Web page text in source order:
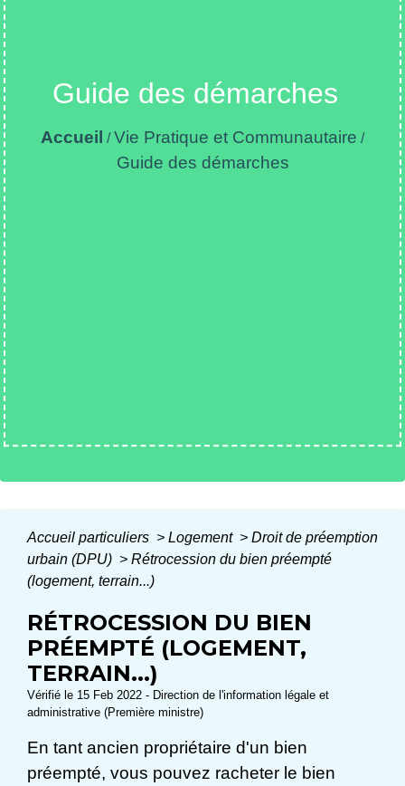
Guide des démarches
Accueil /Vie Pratique et Communautaire /
Guide des démarches
Accueil particuliers > Logement > Droit de préemption
urbain (DPU) > Rétrocession du bien préempté
(logement, terrain...)
RÉTROCESSION DU BIEN
PRÉEMPTÉ (LOGEMENT,
TERRAIN...)
Vérifié le 15 Feb 2022 - Direction de l'information légale et
administrative (Première ministre)
En tant ancien propriétaire d'un bien
préempté, vous pouvez racheter le bien